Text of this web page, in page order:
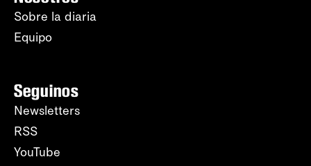
Sobre la diaria
Equipo
Seguinos
Newsletters
RSS
YouTube